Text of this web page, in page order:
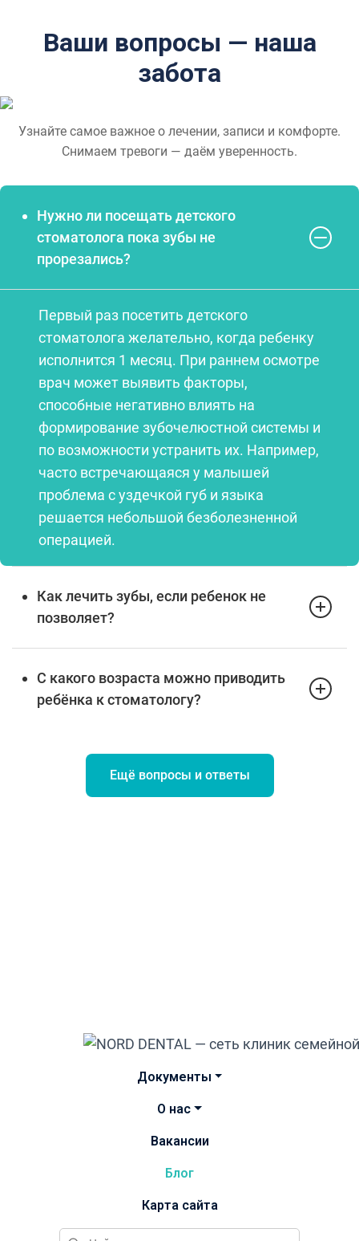
Ваши вопросы — наша
забота
Узнайте самое важное о лечении, записи и комфорте.
Снимаем тревоги — даём уверенность.
Нужно ли посещать детского
стоматолога пока зубы не
прорезались?
Первый раз посетить детского
стоматолога желательно, когда ребенку
исполнится 1 месяц. При раннем осмотре
врач может выявить факторы,
способные негативно влиять на
формирование зубочелюстной системы и
по возможности устранить их. Например,
часто встречающаяся у малышей
проблема с уздечкой губ и языка
решается небольшой безболезненной
операцией.
Как лечить зубы, если ребенок не
позволяет?
С какого возраста можно приводить
ребёнка к стоматологу?
Ещё вопросы и ответы
Документы
О нас
Вакансии
Блог
Карта сайта